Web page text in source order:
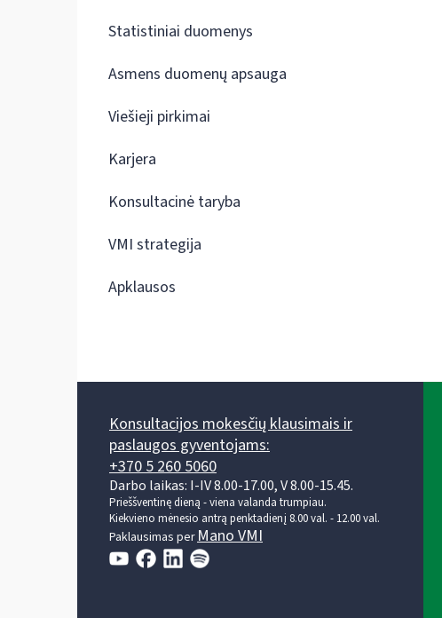
Statistiniai duomenys
Asmens duomenų apsauga
Viešieji pirkimai
Karjera
Konsultacinė taryba
VMI strategija
Apklausos
Konsultacijos mokesčių klausimais ir
paslaugos gyventojams:
+370 5 260 5060
Darbo laikas: I-IV 8.00-17.00, V 8.00-15.45.
Prieššventinę dieną - viena valanda trumpiau.
Kiekvieno mėnesio antrą penktadienį 8.00 val. - 12.00 val.
Paklausimas perMano VMI